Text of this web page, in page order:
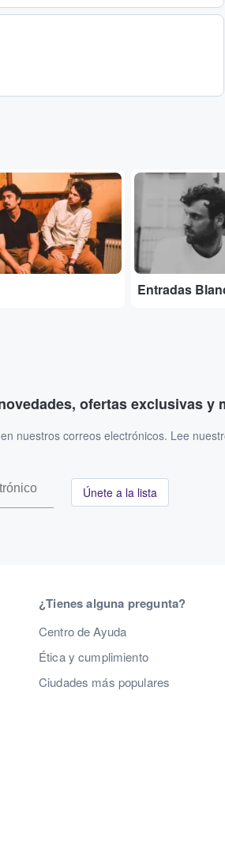
...
Entradas
ofertas exclusivas y
nuestros correos electrónicos. Lee
Únete a la lista
¿Tienes alguna pregunta?
Centro de Ayuda
Ética y cumplimiento
Ciudades más populares